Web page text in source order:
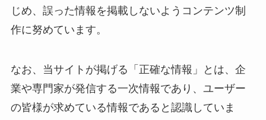
じめ、誤った情報を掲載しないようコンテンツ制
作に努めています。
なお、当サイトが掲げる「正確な情報」とは、企
業や専門家が発信する一次情報であり、ユーザー
の皆様が求めている情報であると認識していま